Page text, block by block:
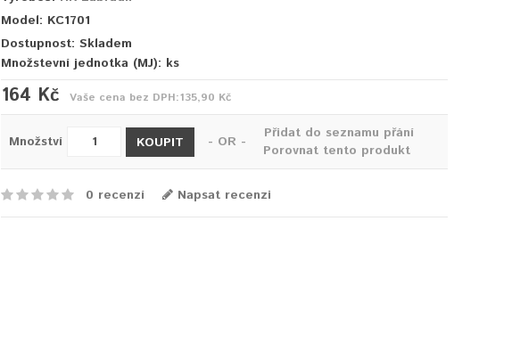
Model: KC1701
Dostupnost: Skladem
Množstevní jednotka (MJ): ks
164 Kč Vaše cena bez DPH:135,90 Kč
Množství KOUPIT - OR -
Přidat do seznamu přání
Porovnat tento produkt
0 recenzí Napsat recenzi